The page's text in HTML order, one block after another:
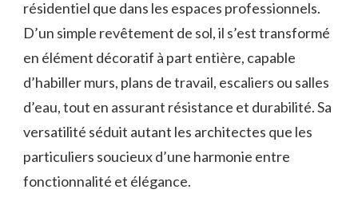
résidentiel que dans les espaces professionnels.
D’un simple revêtement de sol, il s’est transformé
en élément décoratif à part entière, capable
d’habiller murs, plans de travail, escaliers ou salles
d’eau, tout en assurant résistance et durabilité. Sa
versatilité séduit autant les architectes que les
particuliers soucieux d’une harmonie entre
fonctionnalité et élégance.